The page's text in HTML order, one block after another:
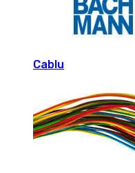
Cablu